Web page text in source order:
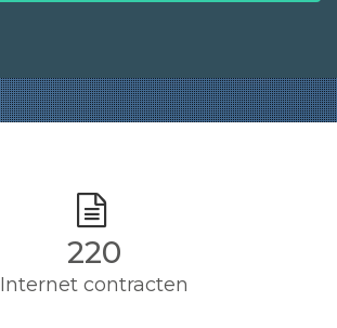
220
Internet contracten